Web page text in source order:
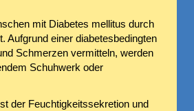
mit Diabetes mellitus durch
Aufgrund einer diabetesbedingten
Schmerzen vermitteln, werden
Schuhwerk oder
der Feuchtigkeitssekretion und